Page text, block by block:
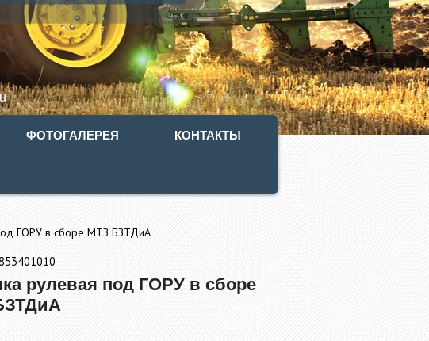
ФОТОГАЛЕРЕЯ КОНТАКТЫ
ГОРУ в сборе МТЗ БЗТДиА
рулевая под ГОРУ в сборе